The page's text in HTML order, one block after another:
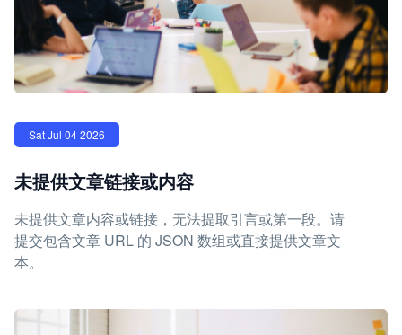
Sat Jul 04 2026
未提供文章链接或内容
未提供文章内容或链接，无法提取引言或第一段。请
提交包含文章 URL 的 JSON 数组或直接提供文章文
本。